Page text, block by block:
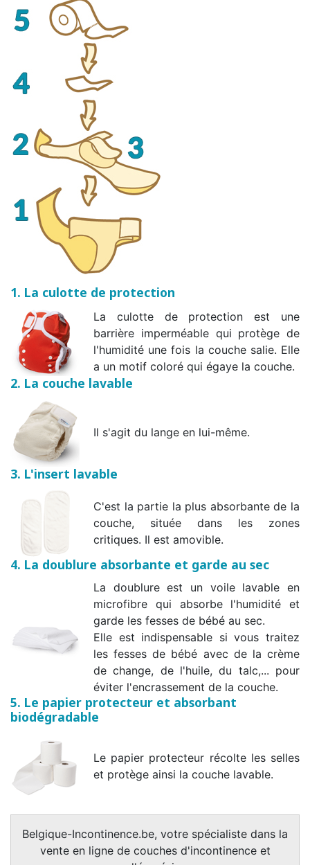
1. La culotte de protection
La culotte de protection est une
barrière imperméable qui protège de
l'humidité une fois la couche salie. Elle
a un motif coloré qui égaye la couche.
2. La couche lavable
Il s'agit du lange en lui-même.
3. L'insert lavable
C'est la partie la plus absorbante de la
couche, située dans les zones
critiques. Il est amovible.
4. La doublure absorbante et garde au sec
La doublure est un voile lavable en
microfibre qui absorbe l'humidité et
garde les fesses de bébé au sec.
Elle est indispensable si vous traitez
les fesses de bébé avec de la crème
de change, de l'huile, du talc,... pour
éviter l'encrassement de la couche.
5. Le papier protecteur et absorbant
biodégradable
Le papier protecteur récolte les selles
et protège ainsi la couche lavable.
Belgique-Incontinence.be, votre spécialiste dans la
vente en ligne de couches d'incontinence et